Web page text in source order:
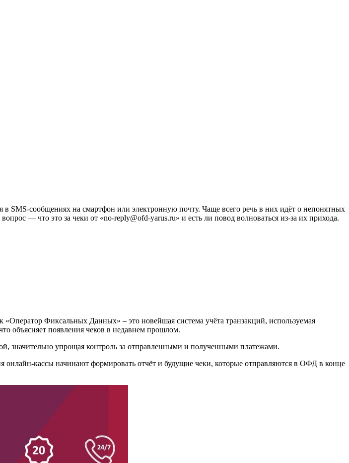
в SMS-сообщениях на смартфон или электронную почту. Чаще всего речь в них идёт о непонятных
— что это за чеки от «no-reply@ofd-yarus.ru» и есть ли повод волноваться из-за их прихода.
Фиксальных Данных» – это новейшая система учёта транзакций, используемая
объясняет появления чеков в недавнем прошлом.
значительно упрощая контроль за отправленными и полученными платежами.
кассы начинают формировать отчёт и будущие чеки, которые отправляются в ОФД в конце